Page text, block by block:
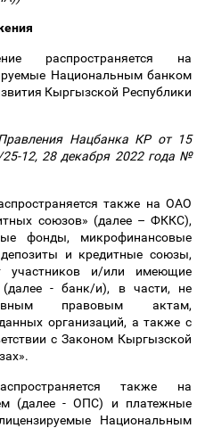
распространяется на
Национальным банком
Кыргызской Республики
Нацбанка КР от 15
12, 28 декабря 2022 года №
также на ОАО
союзов» (далее – ФККС),
фонды, микрофинансовые
и кредитные союзы,
участников и/или имеющие
- банк/и), в части, не
правовым актам,
организаций, а также с
с Законом Кыргызской
также на
(далее - ОПС) и платежные
Национальным